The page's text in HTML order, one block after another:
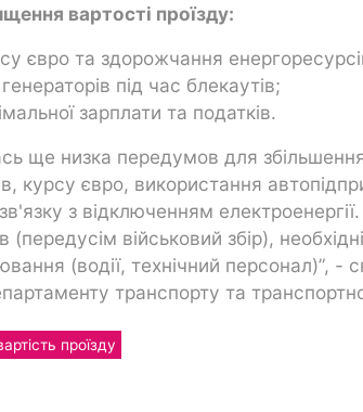
вартості проїзду:
євро та здорожчання
під час блекаутів;
зарплати та податків.
ще низка передумов для
курсу євро, використання
з відключенням
(передусім військовий збір),
(водії, технічний персонал)”, -
транспорту та
проїзду